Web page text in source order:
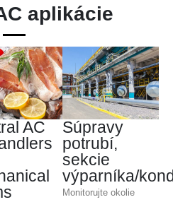
aplikácie
AC
Súpravy
potrubí,
sekcie
výparníka/
Monitorujte okolie